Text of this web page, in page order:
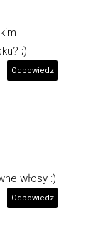
;)
Odpowiedz
włosy :)
Odpowiedz